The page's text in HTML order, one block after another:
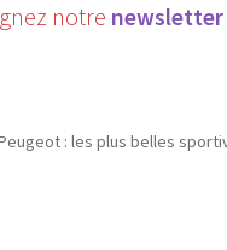
notre newsletter
: les plus belles